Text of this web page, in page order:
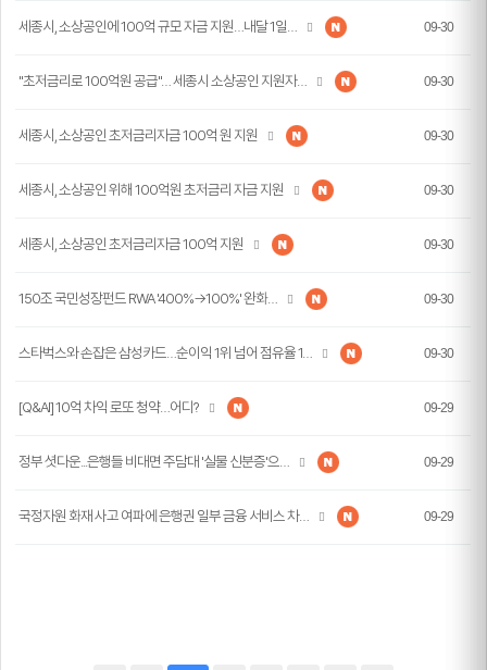
세종시, 소상공인에 100억 규모 자금 지원…내달 1일… 09-30
"초저금리로 100억원 공급"… 세종시 소상공인 지원자… 09-30
세종시, 소상공인 초저금리자금 100억 원 지원 09-30
세종시, 소상공인 위해 100억원 초저금리 자금 지원 09-30
세종시, 소상공인 초저금리자금 100억 지원 09-30
150조 국민성장펀드 RWA '400%→100%' 완화… 09-30
스타벅스와 손잡은 삼성카드…순이익 1위 넘어 점유율 1… 09-30
[Q&AI] 10억 차익 로또 청약…어디? 09-29
정부 셧다운...은행들 비대면 주담대 '실물 신분증'으… 09-29
국정자원 화재 사고 여파에 은행권 일부 금융 서비스 차… 09-29